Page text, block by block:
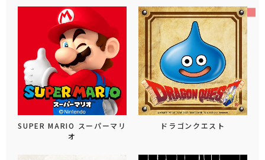
SUPER MARIO スーパーマリ
オ
ドラゴンクエスト